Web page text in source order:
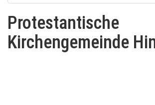
Protestantische
Kirchengemeinde